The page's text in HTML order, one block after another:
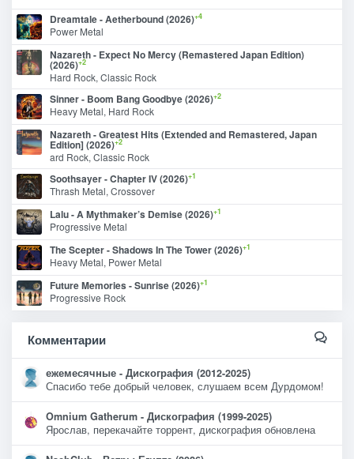
Dreamtale - Aetherbound (2026)+4
Power Metal
Nazareth - Expect No Mercy (Remastered Japan Edition)
(2026)+2
Hard Rock, Classic Rock
Sinner - Boom Bang Goodbye (2026)+2
Heavy Metal, Hard Rock
Nazareth - Greatest Hits (Extended and Remastered, Japan
Edition] (2026)+2
ard Rock, Classic Rock
Soothsayer - Chapter IV (2026)+1
Thrash Metal, Crossover
Lalu - A Mythmaker’s Demise (2026)+1
Progressive Metal
The Scepter - Shadows In The Tower (2026)+1
Heavy Metal, Power Metal
Future Memories - Sunrise (2026)+1
Progressive Rock
Комментарии
ежемесячные - Дискография (2012-2025)
Спасибо тебе добрый человек, слушаем всем Дурдомом!
Omnium Gatherum - Дискография (1999-2025)
Ярослав, перекачайте торрент, дискография обновлена